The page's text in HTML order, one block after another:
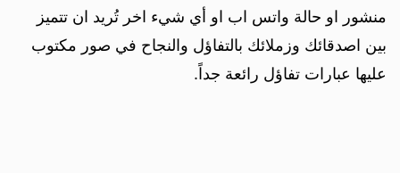
منشور او حالة واتس اب او أي شيء اخر تُريد ان تتميز
بين اصدقائك وزملائك بالتفاؤل والنجاح في صور مكتوب
عليها عبارات تفاؤل رائعة جداً.